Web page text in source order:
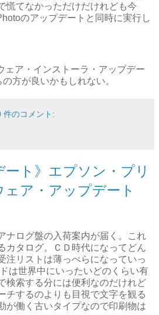
慌てなかっただけだけれども今
のアップデートと同時に実行し
ェア・インストーラ・アップデー
方が良いかもしれない。
件のコメント:
ート》エプソン・プリ
ア・アップデート
ナログ盤の入荷案内が届く。これ
カタログ。ＣＤ時代になってどん
注リストは薄っぺらになっていっ
は世界中にいったいどのくらい有
検索する分には便利なのだけれど
チするのよりも目視で文字を観る
が働く古いタイプなので印刷物は